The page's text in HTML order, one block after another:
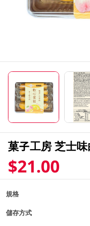
菓子工房 芝士
$21.00
規格
儲存方式